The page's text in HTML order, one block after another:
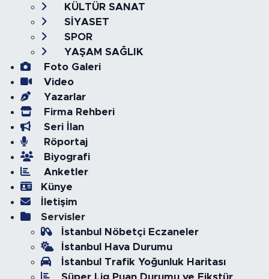
KÜLTÜR SANAT
SİYASET
SPOR
YAŞAM SAĞLIK
Foto Galeri
Video
Yazarlar
Firma Rehberi
Seri İlan
Röportaj
Biyografi
Anketler
Künye
İletişim
Servisler
İstanbul Nöbetçi Eczaneler
İstanbul Hava Durumu
İstanbul Trafik Yoğunluk Haritası
Süper Lig Puan Durumu ve Fikstür